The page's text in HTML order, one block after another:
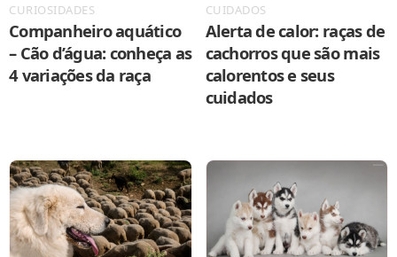
CURIOSIDADES
Companheiro aquático
– Cão d’água: conheça as
4 variações da raça
CUIDADOS
Alerta de calor: raças de
cachorros que são mais
calorentos e seus
cuidados